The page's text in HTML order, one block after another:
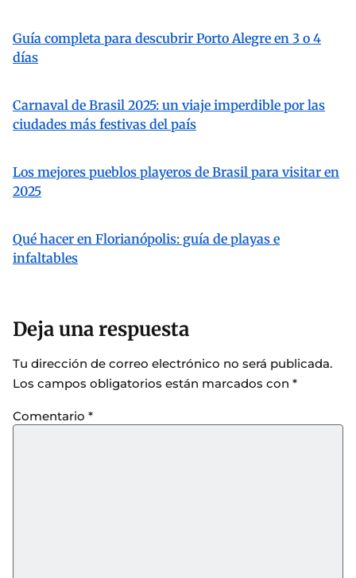
Guía completa para descubrir Porto Alegre en 3 o 4
días
Carnaval de Brasil 2025: un viaje imperdible por las
ciudades más festivas del país
Los mejores pueblos playeros de Brasil para visitar en
2025
Qué hacer en Florianópolis: guía de playas e
infaltables
Deja una respuesta
Tu dirección de correo electrónico no será publicada.
Los campos obligatorios están marcados con *
Comentario *